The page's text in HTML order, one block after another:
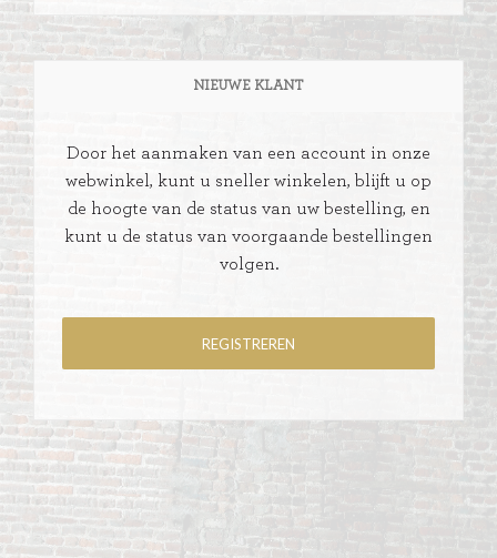
NIEUWE KLANT
Door het aanmaken van een account in onze
webwinkel, kunt u sneller winkelen, blijft u op
de hoogte van de status van uw bestelling, en
kunt u de status van voorgaande bestellingen
volgen.